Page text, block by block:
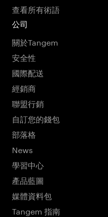
查看所有術語
公司
關於Tangem
安全性
國際配送
經銷商
聯盟行銷
自訂您的錢包
部落格
News
學習中心
產品藍圖
媒體資料包
Tangem 指南